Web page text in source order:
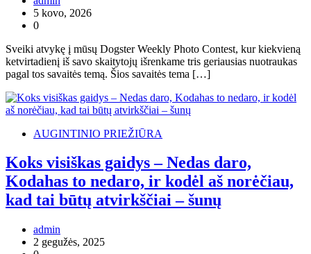
5 kovo, 2026
0
Sveiki atvykę į mūsų Dogster Weekly Photo Contest, kur kiekvieną
ketvirtadienį iš savo skaitytojų išrenkame tris geriausias nuotraukas
pagal tos savaitės temą. Šios savaitės tema […]
AUGINTINIO PRIEŽIŪRA
Koks visiškas gaidys – Nedas daro,
Kodahas to nedaro, ir kodėl aš norėčiau,
kad tai būtų atvirkščiai – šunų
admin
2 gegužės, 2025